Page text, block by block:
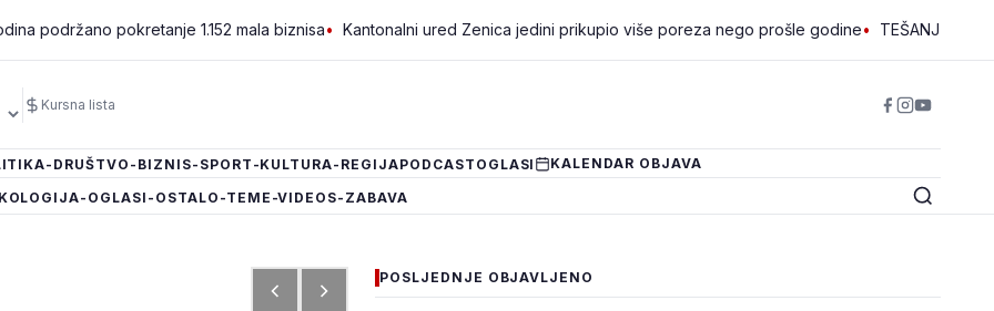
pokretanje 1.152 mala biznisa• Kantonalni ured Zenica jedini prikupio više poreza nego prošle godine• TEŠANJ I USORA
Kursna lista
-DRUŠTVO -BIZNIS-SPORT -KULTURA-REGIJAPODCAST OGLASI KALENDAR OBJAVA
-OGLASI -OSTALO -TEME -VIDEOS-ZABAVA
POSLJEDNJE OBJAVLJENO